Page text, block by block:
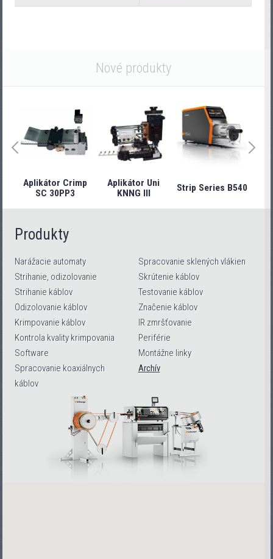
Nové produkty
Aplikátor Crimp
SC 30PP3
Aplikátor Uni
KNNG III
Strip Series B540
Produkty
Narážacie automaty
Strihanie, odizolovanie
Strihanie káblov
Odizolovanie káblov
Krimpovanie káblov
Kontrola kvality krimpovania
Software
Spracovanie koaxiálnych
káblov
Spracovanie sklených vlákien
Skrútenie káblov
Testovanie káblov
Značenie káblov
IR zmršťovanie
Periférie
Montážne linky
Archív